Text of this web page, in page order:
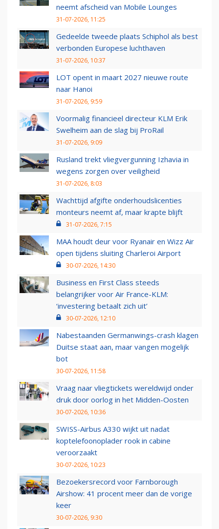
neemt afscheid van Mobile Lounges
31-07-2026, 11:25
Gedeelde tweede plaats Schiphol als best
verbonden Europese luchthaven
31-07-2026, 10:37
LOT opent in maart 2027 nieuwe route
naar Hanoi
31-07-2026, 9:59
Voormalig financieel directeur KLM Erik
Swelheim aan de slag bij ProRail
31-07-2026, 9:09
Rusland trekt vliegvergunning Izhavia in
wegens zorgen over veiligheid
31-07-2026, 8:03
Wachttijd afgifte onderhoudslicenties
monteurs neemt af, maar krapte blijft
31-07-2026, 7:15
MAA houdt deur voor Ryanair en Wizz Air
open tijdens sluiting Charleroi Airport
30-07-2026, 14:30
Business en First Class steeds
belangrijker voor Air France-KLM:
‘investering betaalt zich uit’
30-07-2026, 12:10
Nabestaanden Germanwings-crash klagen
Duitse staat aan, maar vangen mogelijk
bot
30-07-2026, 11:58
Vraag naar vliegtickets wereldwijd onder
druk door oorlog in het Midden-Oosten
30-07-2026, 10:36
SWISS-Airbus A330 wijkt uit nadat
koptelefoonoplader rook in cabine
veroorzaakt
30-07-2026, 10:23
Bezoekersrecord voor Farnborough
Airshow: 41 procent meer dan de vorige
keer
30-07-2026, 9:30